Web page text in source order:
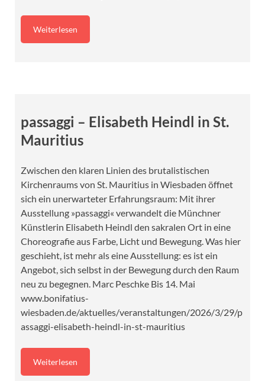
Weiterlesen
passaggi – Elisabeth Heindl in St.
Mauritius
Zwischen den klaren Linien des brutalistischen
Kirchenraums von St. Mauritius in Wiesbaden öffnet
sich ein unerwarteter Erfahrungsraum: Mit ihrer
Ausstellung »passaggi« verwandelt die Münchner
Künstlerin Elisabeth Heindl den sakralen Ort in eine
Choreografie aus Farbe, Licht und Bewegung. Was hier
geschieht, ist mehr als eine Ausstellung: es ist ein
Angebot, sich selbst in der Bewegung durch den Raum
neu zu begegnen. Marc Peschke Bis 14. Mai
www.bonifatius-
wiesbaden.de/aktuelles/veranstaltungen/2026/3/29/p
assaggi-elisabeth-heindl-in-st-mauritius
Weiterlesen